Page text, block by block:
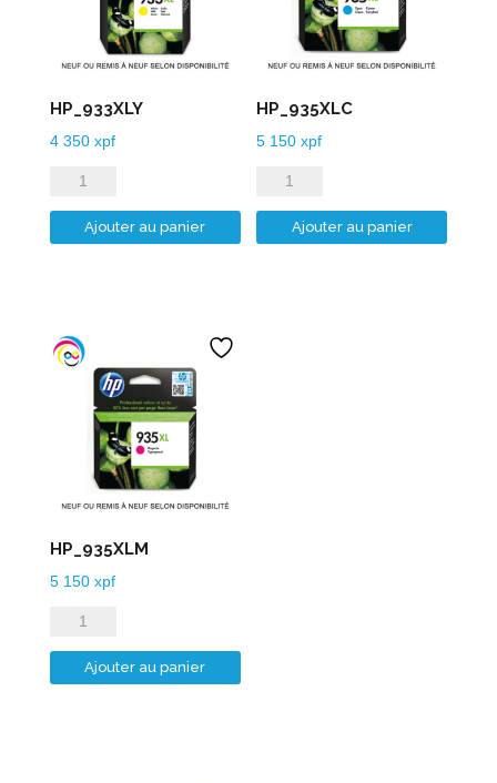
HP_933XLY
4 350 xpf
quantité
de
HP_933XLY
Ajouter au panier
HP_935XLC
5 150xpf
quantité
de
HP_935XLC
Ajouter au panier
HP_935XLM
5 150 xpf
quantité
de
HP_935XLM
Ajouter au panier